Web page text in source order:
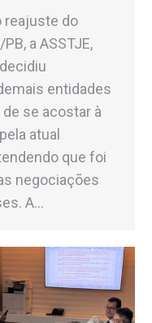
reajuste do
a ASSTJE,
entidades
se acostar à
atual
que foi
negociações
A…